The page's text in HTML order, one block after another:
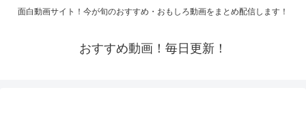
面白動画サイト！今が旬のおすすめ・おもしろ動画をまとめ配信します！
おすすめ動画！毎日更新！